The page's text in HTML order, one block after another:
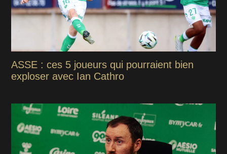
ASSE : ces 5 joueurs qui pourraient bien
exploser avec Ian Cathro